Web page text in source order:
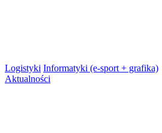
Logistyki Informatyki (e-sport + grafika)
Aktualności